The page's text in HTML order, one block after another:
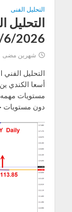
التحليل الفنى
التحليل
6/2026
شهرين مضى
أسعا الكندي
مستويات مهمه
دون مستويات